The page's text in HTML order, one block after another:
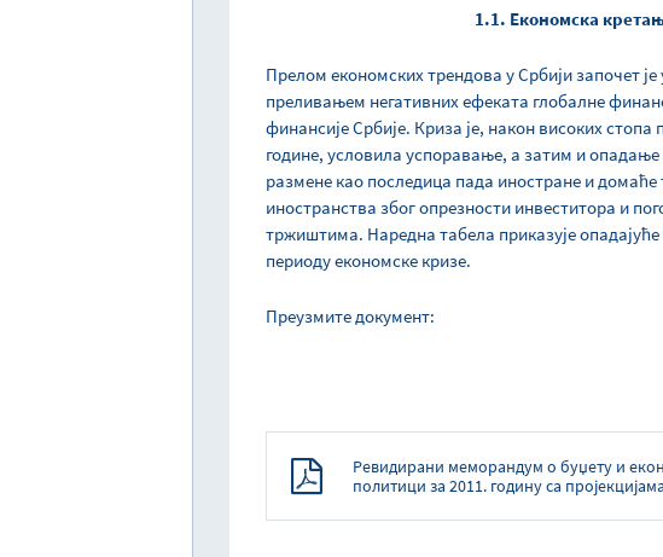
1.1. Економска
Прелом економских трендова у Србији започет је
преливањем негативних ефеката глобалне
финансије Србије. Криза је, након високих стопа
године, условила успоравање, а затим и
размене као последица пада иностране и
иностранства због опрезности инвеститора и
тржиштима. Наредна табела приказује
периоду економске кризе.
Преузмите документ:
Ревидирани меморандум о буџету и
политици за 2011. годину са